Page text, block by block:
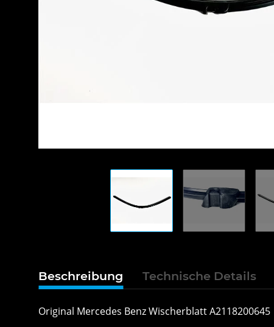
Beschreibung Technische Details
Original Mercedes Benz Wischerblatt A2118200645